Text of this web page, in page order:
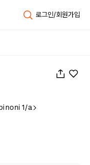
로그인/회원가입
1/a